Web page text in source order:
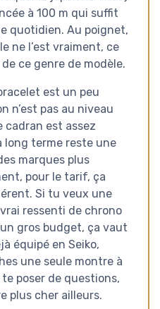
à 100 m qui suffit
quotidien. Au poignet,
ne l’est vraiment, ce
ce genre de modèle.
est un peu
n’est pas au niveau
cadran est assez
long terme reste une
marques plus
pour le tarif, ça
Si tu veux une
ressenti de chrono
gros budget, ça vaut
équipé en Seiko,
une seule montre à
poser de questions,
plus cher ailleurs.